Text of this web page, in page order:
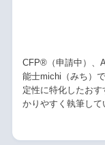
CFP®（申請中）、
能士michi（みち）
定性に特化したお
かりやすく執筆して